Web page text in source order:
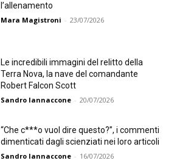
l’allenamento
Mara Magistroni - 23/07/2026
Le incredibili immagini del relitto della
Terra Nova, la nave del comandante
Robert Falcon Scott
Sandro Iannaccone - 20/07/2026
“Che c***o vuol dire questo?”, i commenti
dimenticati dagli scienziati nei loro articoli
Sandro Iannaccone - 16/07/2026